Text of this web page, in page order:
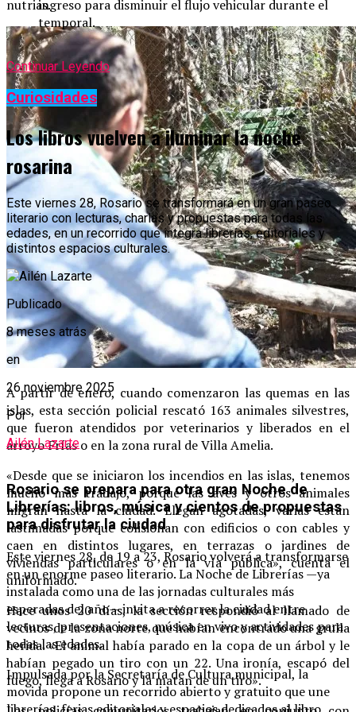
nutrias.
A partir de enero, cuando comenzaron las quemas en las
islas, esta sección policial rescató 163 animales silvestres,
que fueron atendidos por veterinarios y liberados en el
arroyo Frías o en la zona rural de Villa Amelia.
«Desde que se iniciaron los incendios en las islas, tenemos
mucho más trabajo, porque las aves y otros animales
migran hasta la ciudad. Llegan agotadas, varias están
lastimadas porque colisionan con edificios o con cables y
caen en distintos lugares, en terrazas o jardines de
viviendas particulares o en la vía pública», cuenta el
uniformado.
Hace unos 20 días, la sección respondió al llamado de
vecinos de la zona norte que habían encontrado una grulla
herida. «El animal había parado en la copa de un árbol y le
habían pegado un tiro con un 22. Una ironía, escapó del
fuego, llega a Rosario y la matan de un tiro».
ingreso para disminuir el flujo vehicular durante el
temporal.
Continuar Leyendo
Curiosidades
Los libros vuelven a iluminar la noche
rosarina
Este viernes 28, Rosario se transformará en un gran paseo
literario con lecturas, charlas y propuestas para todas las
edades, en un recorrido que integra librerías, editoriales y
distintos espacios culturales.
Publicado
8 meses atrás
en
26 noviembre 2025
Por
Ailén Lazarte
Rosario se prepara para otra gran Noche de
Librerías: libros, música y cientos de propuestas
para disfrutar la ciudad
Este viernes 28, de 19 a 23, Rosario volverá a transformarse
en un enorme paseo literario. La Noche de Librerías —ya
instalada como una de las jornadas culturales más
esperadas del año— invita a recorrer la ciudad entre
lecturas, presentaciones, música en vivo y actividades para
todas las edades.
Impulsada por la Secretaría de Cultura municipal, la
movida propone un recorrido abierto y gratuito que une